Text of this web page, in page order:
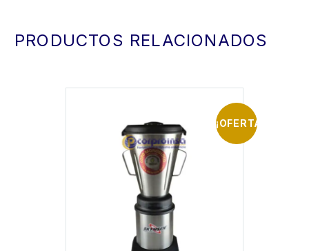
PRODUCTOS RELACIONADOS
¡OFERTA!